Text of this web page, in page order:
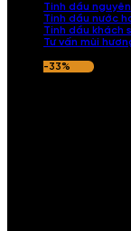
Tinh dầu
Tinh dầu nước
Tinh dầu khách
Tư vấn mùi
-33%